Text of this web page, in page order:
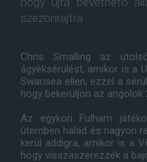
szezonrajtra .
Chris Smalling az
ágyéksérülést, amikor is a
Swansea ellen, ezzel a
hogy bekerüljön az angolok
Az egykori Fulham
ütemben halad és nagyon
kerül addigra, amikor is a
hogy visszaszerezzék a